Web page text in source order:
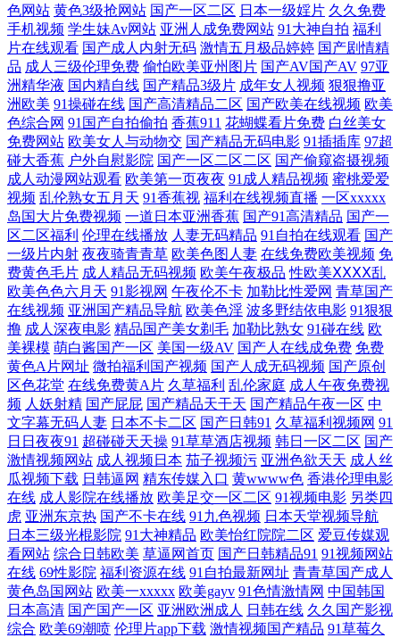
一區二區免費在線 二区三区 午夜dj在线观看网 国产在线另类 亚洲无人区
一 九九九精品 在线观看中 美日大香蕉A 最新成人伦理影院 农村老妇女操
穴图片 91视频网站免费 欧美自拍视频 BT色图 日本欧美亚洲素人 成人网
视频 日日夜夜精品 国产高清成人网址在线观看 午夜无码免费 国产日韩在
线人高清 亚洲精品午夜一区人人爽 黄色的网站 亚洲中文字幕视频网站 久
久蔴豆制片图 91天堂素人 日本高清免费中字 免费观看在线高清电影电视
剧完 国产免费三a在线 97一级影院 亚洲aⅴ精品在线播放 91理论视频 亚洲
春色一区 日本香蕉网 精品水蜜桃 岛国搬运最新网址 中文字幕三级在线 西
瓜电影网 欧美十八 国产综合精品女同国语 成人福利黑料 在线精品一区二
区 桶爽免费网站 欧美色图网站名称 九九热色 俄罗斯精品 av噜噜成人网
亚洲手机在线 韩日中文三级在线 精品AV亚洲乱码一区二区 国产精彩视频
久久 亚洲人女同女女撒尿 久久五月丁香一区二区 最近中文字幕mv在 女人
天堂网 91视频久久 欧美亚欧日韩 bt下载电影的好网站 日都成人国产 电影
手机在线观看 日韩在线观看视频免费 国产嘿嘿嘿视 bt天堂 91次元黄色观
色网站 黄色3级抢网站 国产一区二区 日本一级婬片 久久免费
手机视频 学生妹Av网站 亚洲人成免费网站 91大神自拍 福利
片在线观看 国产成人内射无码 激情五月极品婷婷 国产剧情精
品 成人三级伦理免费 偷怕欧美亚州图片 国产AV国产AV 97亚
洲精华液 国内精自线 国产精品3级片 成年女人视频 狠狠撸亚
洲欧美 91操碰在线 国产高清精品二区 国产欧美在线视频 欧美
色综合网 91国产自拍偷拍 香蕉911 花蝴蝶看片免费 白丝美女
免费网站 欧美女人与动物交 国产精品无码电影 91插插库 97超
碰大香蕉 户外自慰影院 国产一区二区二区 国产偷窥盗摄视频
成人动漫网站观看 欧美第一页夜夜 91成人精品视频 蜜桃爱爱
视频 乱伦熟女五月天 91香蕉视 福利在线视频直播 一区xxxxx
岛国大片免费视频 一道日本亚洲香蕉 国产91高清精品 国产一
区二区福利 伦理在线播放 人妻无码精品 91自拍在线观看 国产
一级片内射 夜夜骑青青草 欧美色图人妻 在线免费欧美视频 免
费黄色毛片 成人精品无码视频 欧美午夜极品 性欧美ⅩⅩⅩⅩ乱
欧美色色六月天 91影视网 午夜伦不卡 加勒比性爱网 青草国产
在线视频 亚洲国产精品导航 欧美色淫 波多野结依电影 91狠狠
撸 成人深夜电影 精品国产美女剃毛 加勒比熟女 91碰在线 欧
美裸模 萌白酱国产一区 美国一级AV 国产人在线成免费 免费
黄色A片网址 微拍福利国产视频 国产人成无码视频 国产原创
区色花堂 在线免费黄A片 久草福利 乱伦家庭 成人午夜免费视
频 人妖射精 国产屁屁 国产精品天干天 国产精品午夜一区 中
文字幕无码人妻 日本不卡二区 国产日韩91 久草福利视频网 91
日日夜夜91 超碰碰天天操 91草草酒店视频 韩日一区二区 国产
激情视频网站 成人视频日本 茄子视频污 亚洲色欲天天 成人丝
瓜视频下载 日韩逼网 精东传媒入口 黄wwww色 香港伦理电影
在线 成人影院在线播放 欧美足交一区二区 91视频电影 另类四
虎 亚洲东京热 国产不卡在线 91九色视频 日本天堂视频导航
日本三级光棍影院 91大神精品 欧美怡红院院二区 爱豆传媒观
看网站 综合日韩欧美 草逼网首页 国产日韩精品91 91视频网站
在线 69性影院 福利资源在线 91自拍最新网址 青青草国产成人
黄色岛国网站 欧美一xxxxx 欧美gayv 91色情激情网 中国韩国
日本高清 国产国产一区 亚洲欧洲成人 日韩在线 久久国产影视
综合 欧美69潮喷 伦理片app下载 激情视频国产精品 91草莓久